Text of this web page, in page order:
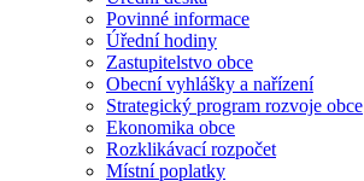
Povinné informace
Úřední hodiny
Zastupitelstvo obce
Obecní vyhlášky a nařízení
Strategický program rozvoje obce
Ekonomika obce
Rozklikávací rozpočet
Místní poplatky